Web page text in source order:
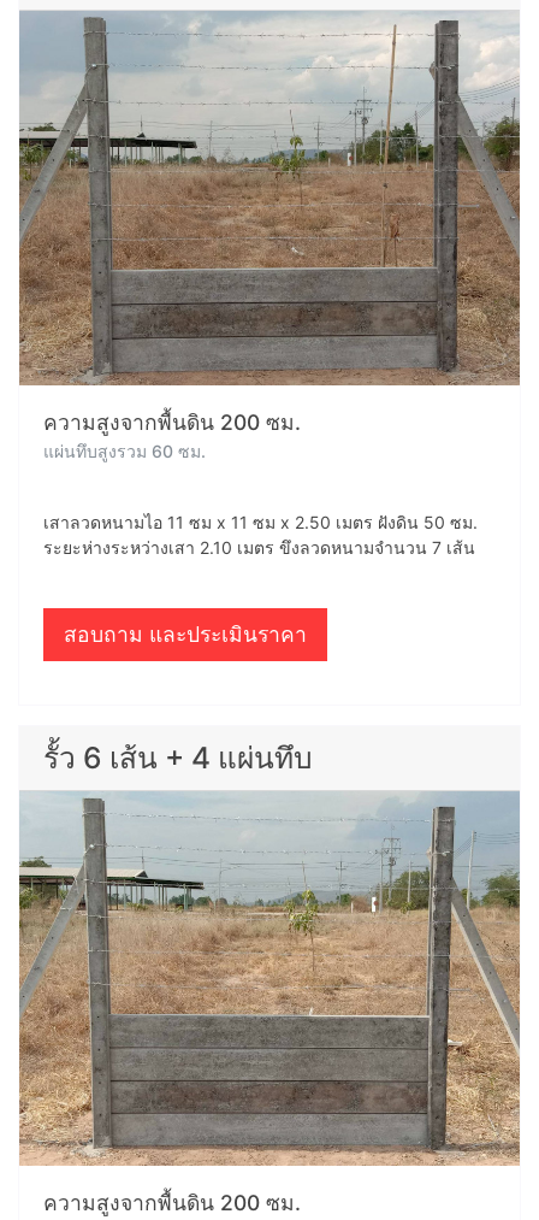
ความสูงจากพื้นดิน 200 ซม.
แผ่นทึบสูงรวม 60 ซม.
เสาลวดหนามไอ 11 ซม x 11 ซม x 2.50 เมตร ฝังดิน 50 ซม.
ระยะห่างระหว่างเสา 2.10 เมตร ขึงลวดหนามจำนวน 7 เส้น
สอบถาม และประเมินราคา
รั้ว 6 เส้น + 4 แผ่นทึบ
ความสูงจากพื้นดิน 200 ซม.